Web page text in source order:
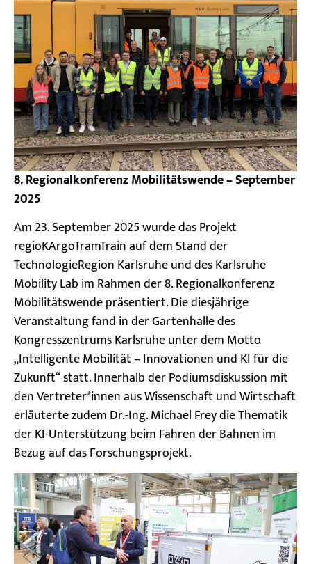
8. Regionalkonferenz Mobilitätswende – September
2025
Am 23. September 2025 wurde das Projekt
regioKArgoTramTrain auf dem Stand der
TechnologieRegion Karlsruhe und des Karlsruhe
Mobility Lab im Rahmen der 8. Regionalkonferenz
Mobilitätswende präsentiert. Die diesjährige
Veranstaltung fand in der Gartenhalle des
Kongresszentrums Karlsruhe unter dem Motto
„Intelligente Mobilität – Innovationen und KI für die
Zukunft“ statt. Innerhalb der Podiumsdiskussion mit
den Vertreter*innen aus Wissenschaft und Wirtschaft
erläuterte zudem Dr.-Ing. Michael Frey die Thematik
derKI-Unterstützungbeim Fahren der Bahnen im
Bezug auf das Forschungsprojekt.